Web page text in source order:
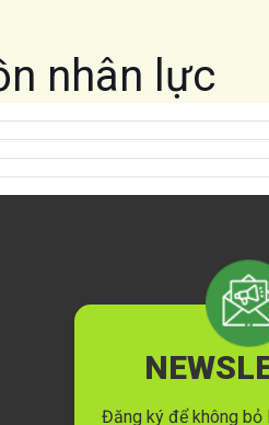
nhân lực
Đăng ký để không bỏ